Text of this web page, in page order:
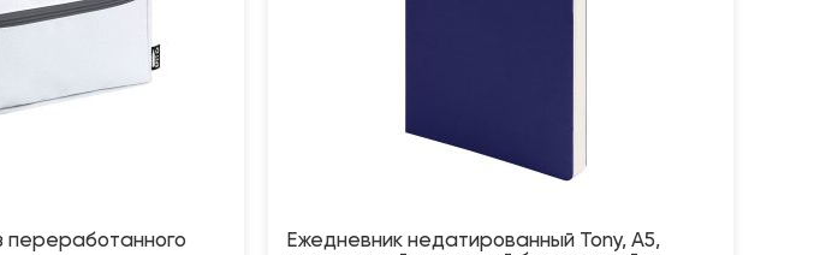
переработанного
Ежедневник недатированный Tony, А5,